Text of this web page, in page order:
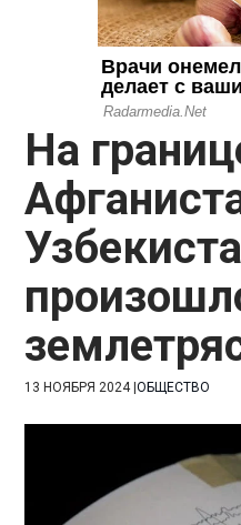
На
13 НОЯБРЯ 2024|ОБЩЕСТВО